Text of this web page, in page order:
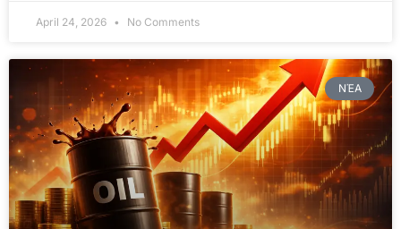
April 24, 2026 No Comments
ΝΈΑ